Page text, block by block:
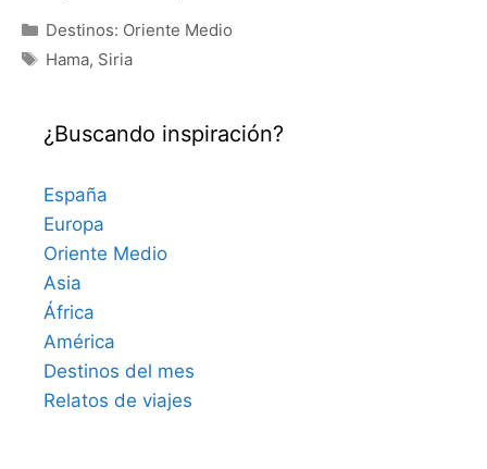
Categorías
Destinos: Oriente Medio
Etiquetas
Hama, Siria
¿Buscando inspiración?
España
Europa
Oriente Medio
Asia
África
América
Destinos del mes
Relatos de viajes